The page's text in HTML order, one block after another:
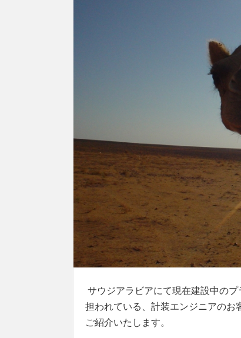
サウジアラビアにて現在建設中の
担われている、計装エンジニアの
ご紹介いたします。